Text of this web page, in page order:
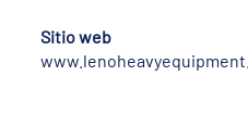
Sitio web